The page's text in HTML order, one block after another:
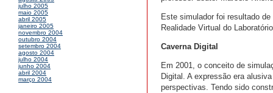
julho 2005
maio 2005
abril 2005
janeiro 2005
novembro 2004
outubro 2004
setembro 2004
agosto 2004
julho 2004
junho 2004
abril 2004
março 2004
Este simulador foi resultado
Realidade Virtual do
Caverna Digital
Em 2001, o conceito de
Digital. A expressão era
perspectivas. Tendo sido